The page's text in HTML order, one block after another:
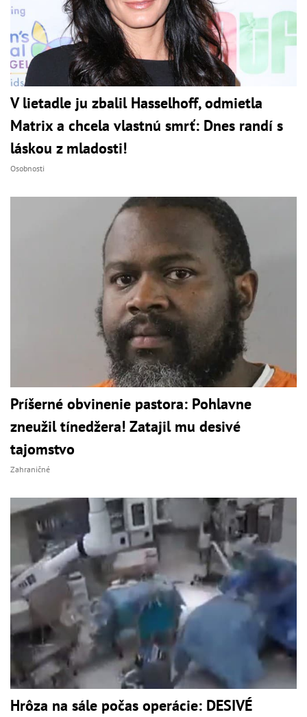
V lietadle ju zbalil Hasselhoff, odmietla
Matrix a chcela vlastnú smrť: Dnes randí s
láskou z mladosti!
Osobnosti
Príšerné obvinenie pastora: Pohlavne
zneužil tínedžera! Zatajil mu desivé
tajomstvo
Zahraničné
Hrôza na sále počas operácie: DESIVÉ